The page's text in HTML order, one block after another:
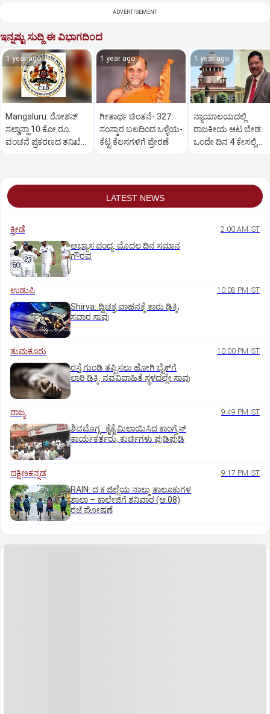
ADVERTISEMENT
ಇನ್ನಷ್ಟು ಸುದ್ದಿ ಈ ವಿಭಾಗದಿಂದ
1 year ago
Mangaluru: ರೋಶನ್‌
ಸಲ್ಡಾನ್ಹಾ 10 ಕೋ.ರೂ.
ವಂಚನೆ ಪ್ರಕರಣದ ತನಿಖೆ
1 year ago
ಗೀತಾರ್ಥ ಚಿಂತನೆ- 327:
ಸಂಸ್ಕಾರ ಬಲದಿಂದ ಒಳ್ಳೆಯ-
ಕೆಟ್ಟ ಕೆಲಸಗಳಿಗೆ ಪ್ರೇರಣೆ
1 year ago
ನ್ಯಾಯಾಲಯದಲ್ಲಿ
ರಾಜಕೀಯ ಆಟ ಬೇಡ:
ಒಂದೇ ದಿನ 4 ಕೇಸಲ್ಲಿ
LATEST NEWS
ಕ್ರೀಡೆ 2:00 AM IST
ಅಭ್ಯಾಸ ಪಂದ್ಯ: ಮೊದಲ ದಿನ ಸಮಾನ
ಗೌರವ
ಉಡುಪಿ 10:08 PM IST
Shirva: ದ್ವಿಚಕ್ರ ವಾಹನಕ್ಕೆ ಕಾರು ಢಿಕ್ಕಿ;
ಸವಾರ ಸಾವು
ತುಮಕೂರು 10:00 PM IST
ರಸ್ತೆ ಗುಂಡಿ ತಪ್ಪಿಸಲು ಹೋಗಿ ಬೈಕ್‌ಗೆ
ಲಾರಿ ಡಿಕ್ಕಿ, ನವವಿವಾಹಿತೆ ಸ್ಥಳದಲ್ಲೇ ಸಾವು
ರಾಜ್ಯ 9:49 PM IST
ಶಿವಮೊಗ್ಗ : ಕೈಕೈ ಮಿಲಾಯಿಸಿದ ಕಾಂಗ್ರೆಸ್
ಕಾರ್ಯಕರ್ತರು, ಕುರ್ಚಿಗಳು ಪುಡಿಪುಡಿ
ದಕ್ಷಿಣಕನ್ನಡ 9:17 PM IST
RAIN: ದ.ಕ ಜಿಲ್ಲೆಯ ನಾಲ್ಕು ತಾಲೂಕುಗಳ
ಶಾಲಾ – ಕಾಲೇಜಿಗೆ ಶನಿವಾರ (ಆ.08)
ರಜೆ ಘೋಷಣೆ